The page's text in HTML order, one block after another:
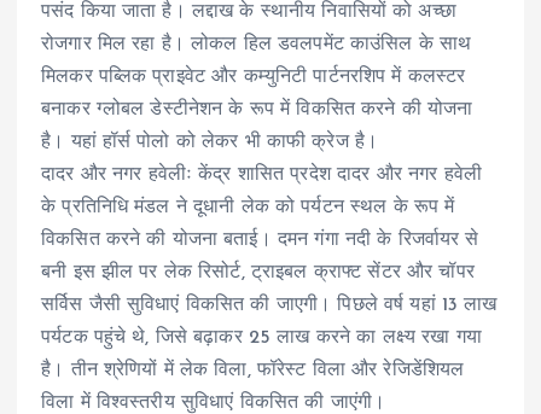
पसंद किया जाता है। लद्दाख के स्थानीय निवासियों को अच्छा
रोजगार मिल रहा है। लोकल हिल डवलपमेंट काउंसिल के साथ
मिलकर पब्लिक प्राइवेट और कम्युनिटी पार्टनरशिप में कलस्टर
बनाकर ग्लोबल डेस्टीनेशन के रूप में विकसित करने की योजना
है। यहां हॉर्स पोलो को लेकर भी काफी क्रेज है।
दादर और नगर हवेलीः केंद्र शासित प्रदेश दादर और नगर हवेली
के प्रतिनिधि मंडल ने दूधानी लेक को पर्यटन स्थल के रूप में
विकसित करने की योजना बताई। दमन गंगा नदी के रिजर्वायर से
बनी इस झील पर लेक रिसोर्ट, ट्राइबल क्राफ्ट सेंटर और चॉपर
सर्विस जैसी सुविधाएं विकसित की जाएगी। पिछले वर्ष यहां 13 लाख
पर्यटक पहुंचे थे, जिसे बढ़ाकर 25 लाख करने का लक्ष्य रखा गया
है। तीन श्रेणियों में लेक विला, फॉरेस्ट विला और रेजिडेंशियल
विला में विश्वस्तरीय सुविधाएं विकसित की जाएंगी।